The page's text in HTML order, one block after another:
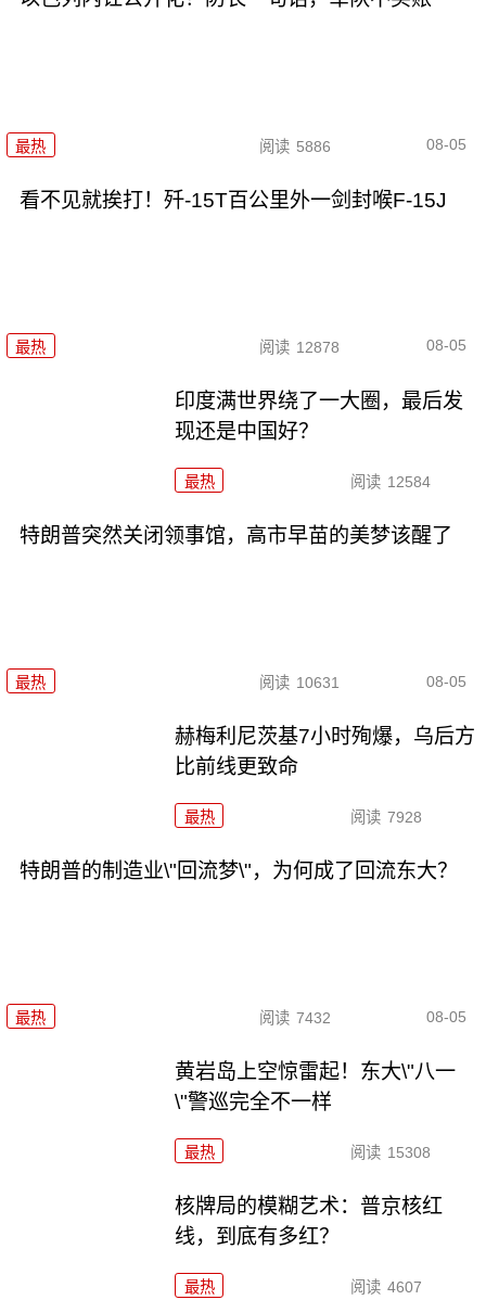
最热 阅读 5886 08-05
看不见就挨打！歼-15T百公里外一剑封喉F-15J
最热 阅读 12878 08-05
印度满世界绕了一大圈，最后发
现还是中国好？
最热 阅读 12584
特朗普突然关闭领事馆，高市早苗的美梦该醒了
最热 阅读 10631 08-05
赫梅利尼茨基7小时殉爆，乌后方
比前线更致命
最热 阅读 7928
特朗普的制造业\"回流梦\"，为何成了回流东大？
最热 阅读 7432 08-05
黄岩岛上空惊雷起！东大\"八一
\"警巡完全不一样
最热 阅读 15308
核牌局的模糊艺术：普京核红
线，到底有多红？
最热 阅读 4607